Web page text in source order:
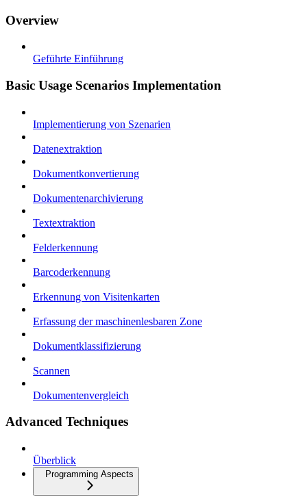
Overview
Geführte Einführung
Basic Usage Scenarios Implementation
Implementierung von Szenarien
Datenextraktion
Dokumentkonvertierung
Dokumentenarchivierung
Textextraktion
Felderkennung
Barcoderkennung
Erkennung von Visitenkarten
Erfassung der maschinenlesbaren Zone
Dokumentklassifizierung
Scannen
Dokumentenvergleich
Advanced Techniques
Überblick
Programming Aspects